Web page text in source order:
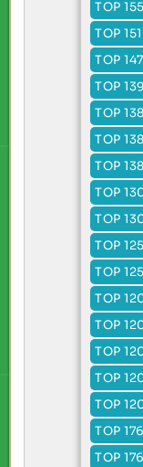
TOP
TOP
TOP
TOP
TOP
TOP
TOP
TOP
TOP
TOP
TOP
TOP
TOP
TOP
TOP
TOP
TOP
TOP